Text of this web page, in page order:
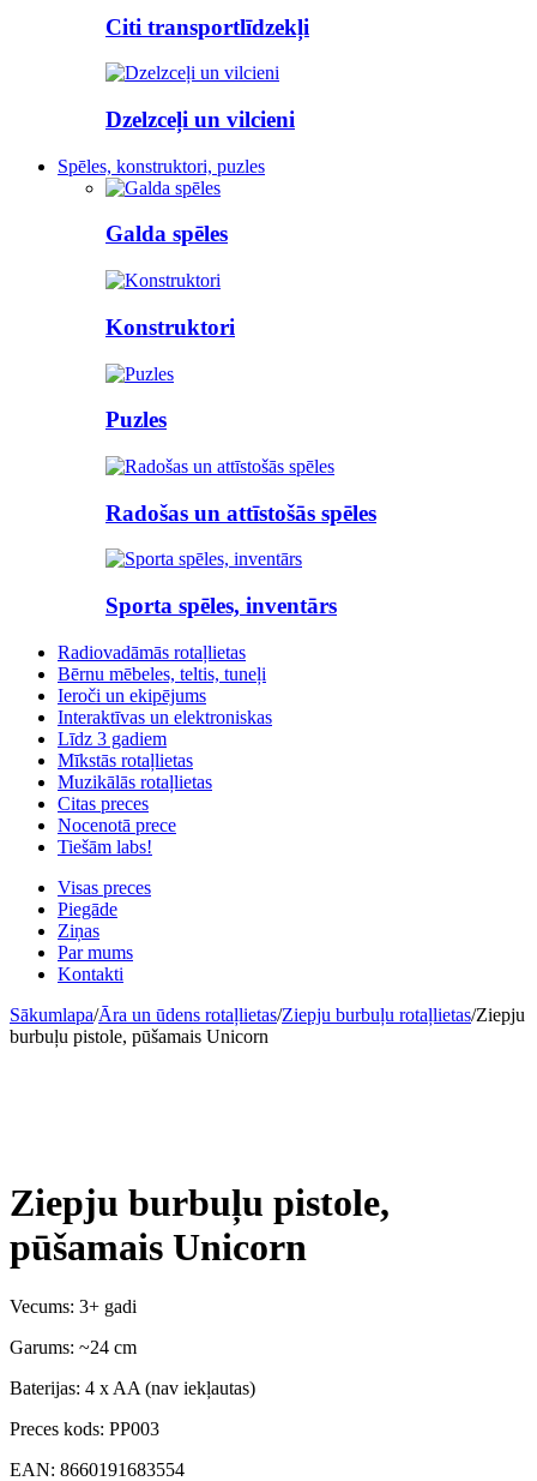
Citi transportlīdzekļi
Dzelzceļi un vilcieni
Spēles, konstruktori, puzles
Galda spēles
Konstruktori
Puzles
Radošas un attīstošās spēles
Sporta spēles, inventārs
Radiovadāmās rotaļlietas
Bērnu mēbeles, teltis, tuneļi
Ieroči un ekipējums
Interaktīvas un elektroniskas
Līdz 3 gadiem
Mīkstās rotaļlietas
Muzikālās rotaļlietas
Citas preces
Nocenotā prece
Tiešām labs!
Visas preces
Piegāde
Ziņas
Par mums
Kontakti
Sākumlapa/Āra un ūdens rotaļlietas/Ziepju burbuļu rotaļlietas/Ziepju
burbuļu pistole, pūšamais Unicorn
Ziepju burbuļu pistole,
pūšamais Unicorn
Vecums: 3+ gadi
Garums: ~24 cm
Baterijas: 4 x AA (nav iekļautas)
Preces kods: PP003
EAN: 8660191683554